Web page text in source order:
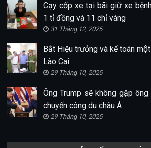
Cạy cốp xe tại bãi giữ xe
1 tỉ đồng và 11 chỉ vàng
31 Tháng 12, 2025
Bắt Hiệu trưởng và kế toán
Lào Cai
29 Tháng 10, 2025
Ông Trump sẽ không gặp
chuyến công du châu Á
29 Tháng 10, 2025